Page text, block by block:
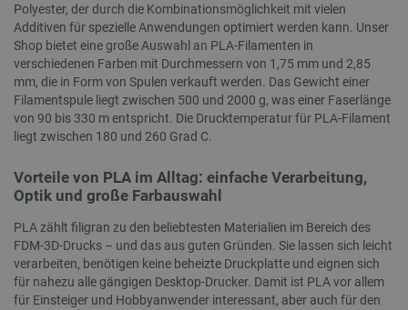
Polyester, der durch die Kombinationsmöglichkeit mit vielen
Additiven für spezielle Anwendungen optimiert werden kann. Unser
Shop bietet eine große Auswahl an PLA-Filamenten in
verschiedenen Farben mit Durchmessern von 1,75 mm und 2,85
mm, die in Form von Spulen verkauft werden. Das Gewicht einer
Filamentspule liegt zwischen 500 und 2000 g, was einer Faserlänge
von 90 bis 330 m entspricht. Die Drucktemperatur für PLA-Filament
liegt zwischen 180 und 260 Grad C.
Vorteile von PLA im Alltag: einfache Verarbeitung,
Optik und große Farbauswahl
PLA zählt filigran zu den beliebtesten Materialien im Bereich des
FDM-3D-Drucks – und das aus guten Gründen. Sie lassen sich leicht
verarbeiten, benötigen keine beheizte Druckplatte und eignen sich
für nahezu alle gängigen Desktop-Drucker. Damit ist PLA vor allem
für Einsteiger und Hobbyanwender interessant, aber auch für den
PHPSESSID
PHP.net
_lb_ccc .botland.de